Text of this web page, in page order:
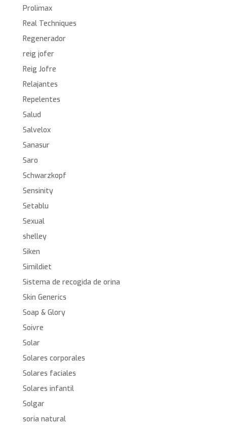
Prolimax
Real Techniques
Regenerador
reig jofer
Reig Jofre
Relajantes
Repelentes
Salud
Salvelox
Sanasur
Saro
Schwarzkopf
Sensinity
Setablu
Sexual
shelley
Siken
Simildiet
Sistema de recogida de orina
Skin Generics
Soap & Glory
Soivre
Solar
Solares corporales
Solares faciales
Solares infantil
Solgar
soria natural